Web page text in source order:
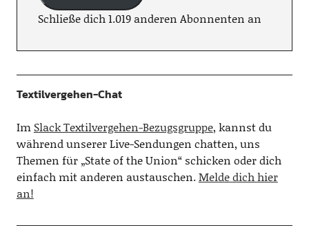
Schließe dich 1.019 anderen Abonnenten an
Textilvergehen-Chat
Im Slack Textilvergehen-Bezugsgruppe, kannst du
während unserer Live-Sendungen chatten, uns
Themen für „State of the Union“ schicken oder dich
einfach mit anderen austauschen.Melde dich hier
an!